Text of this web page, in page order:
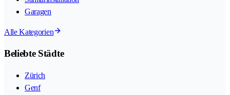
Garagen
Alle Kategorien
Beliebte Städte
Zürich
Genf